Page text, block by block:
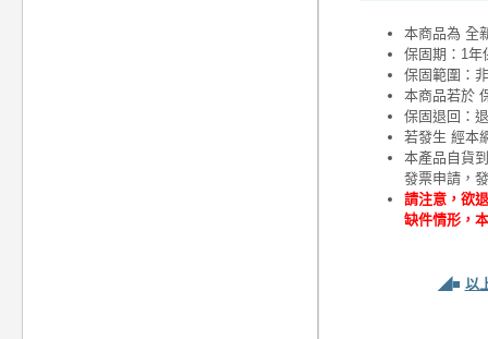
本商品為 全
保固期：1年
保固範圍：
本商品若於
保固退回：
若發生 經本
本產品自貨
發票申請，
請注意，欲
缺件情形，
◢■ 以